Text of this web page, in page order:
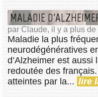
MALADIE
par Claude, il y a plus
Maladie la plus
neurodégénératives
d’Alzheimer est
redoutée des
atteintes par la... lire